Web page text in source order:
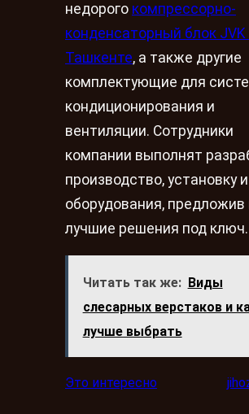
недорого компрессорно-
конденсаторный блок JVK
Ташкенте, а также другие
комплектующие для
кондиционирования и
вентиляции. Сотрудники
компании выполнят
производство, установку
оборудования, предложив
лучшие решения под ключ.
Читать так же: Виды
слесарных верстаков и
лучше выбрать
Это интересно